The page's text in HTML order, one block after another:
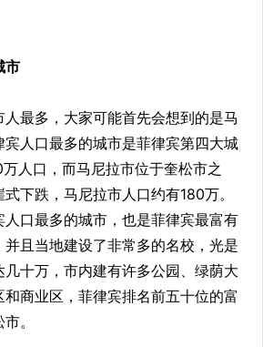
市
最多，大家可能首先会想到的是马
宾人口最多的城市是菲律宾第四大城
人口，而马尼拉市位于奎松市之
下跌，马尼拉市人口约有180万。
口最多的城市，也是菲律宾最富有
且当地建设了非常多的名校，光是
十万，市内建有许多公园、绿荫大
商业区，菲律宾排名前五十位的富
。